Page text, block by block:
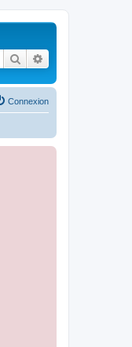
Rechercher
Connexion